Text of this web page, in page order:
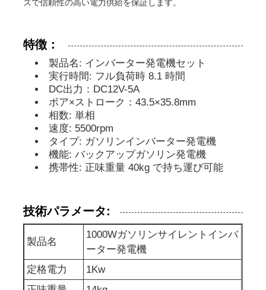
家の使用発電機
おおいの発電機セット
低騒音発電機
溶接発電機セット
発電機のディーゼル機関
ズで信頼性の高い電力供給を保証します。
特徴：
製品名: インバーター発電機セット
実行時間: フル負荷時 8.1 時間
DC出力：DC12V-5A
ボア×ストローク：43.5×35.8mm
相数: 単相
速度: 5500rpm
タイプ: ガソリンインバーター発電機
機能: バックアップガソリン発電機
携帯性: 正味重量 40kg で持ち運び可能
技術パラメータ:
製品名
1000Wガソリンサイレントインバ
ーター発電機
定格電力
1Kw